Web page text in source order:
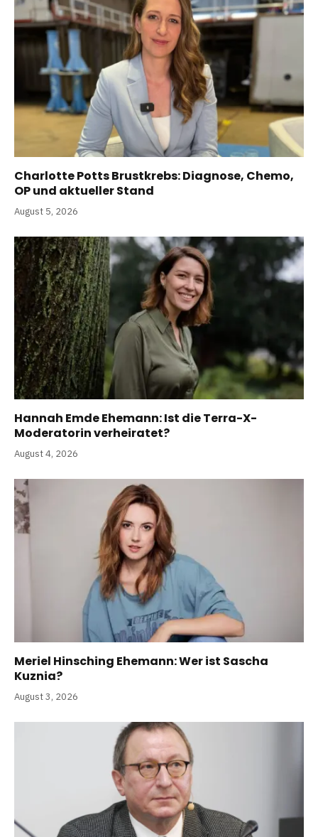
Charlotte Potts Brustkrebs: Diagnose, Chemo,
OP und aktueller Stand
August 5, 2026
Hannah Emde Ehemann: Ist die Terra-X-
Moderatorin verheiratet?
August 4, 2026
Meriel Hinsching Ehemann: Wer ist Sascha
Kuznia?
August 3, 2026